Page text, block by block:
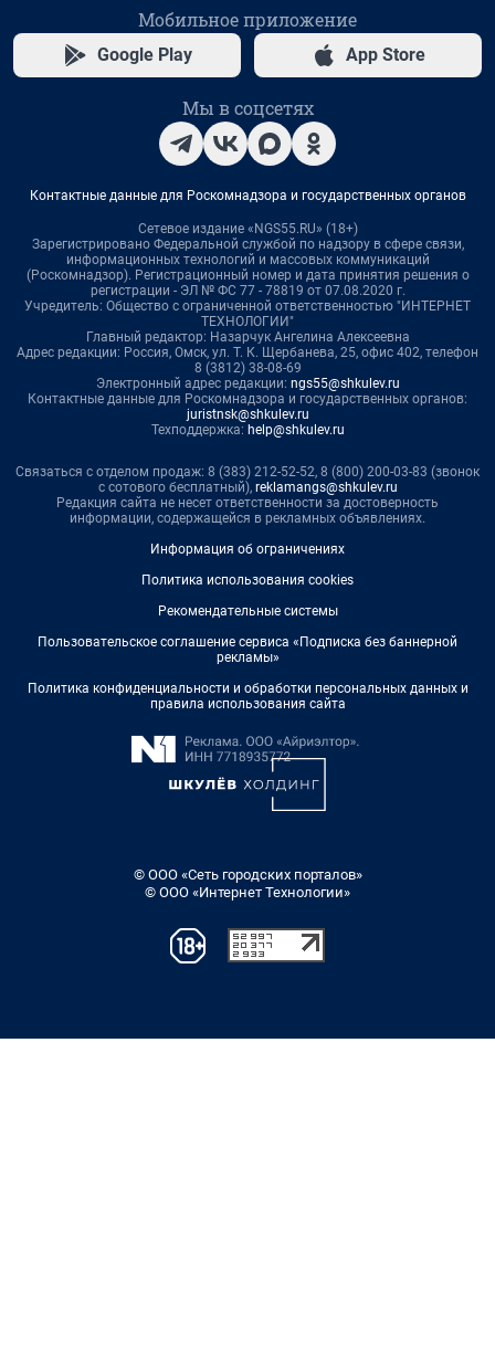
Мобильное приложение
Google Play App Store
Мы в соцсетях
Контактные данные для Роскомнадзора и государственных органов
Сетевое издание «NGS55.RU» (18+)
Зарегистрировано Федеральной службой по надзору в сфере связи,
информационных технологий и массовых коммуникаций
(Роскомнадзор). Регистрационный номер и дата принятия решения о
регистрации - ЭЛ № ФС 77 - 78819 от 07.08.2020 г.
Учредитель: Общество с ограниченной ответственностью "ИНТЕРНЕТ
ТЕХНОЛОГИИ"
Главный редактор: Назарчук Ангелина Алексеевна
Адрес редакции: Россия, Омск, ул. Т. К. Щербанева, 25, офис 402, телефон
8 (3812) 38-08-69
Электронный адрес редакции: ngs55@shkulev.ru
Контактные данные для Роскомнадзора и государственных органов:
juristnsk@shkulev.ru
Техподдержка: help@shkulev.ru
Связаться с отделом продаж: 8 (383) 212-52-52, 8 (800) 200-03-83 (звонок
с сотового бесплатный), reklamangs@shkulev.ru
Редакция сайта не несет ответственности за достоверность
информации, содержащейся в рекламных объявлениях.
Информация об ограничениях
Политика использования cookies
Рекомендательные системы
Пользовательское соглашение сервиса «Подписка без баннерной
рекламы»
Политика конфиденциальности и обработки персональных данных и
правила использования сайта
© ООО «Сеть городских порталов»
© ООО «Интернет Технологии»